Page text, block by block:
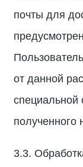
почты для
от данной
специальной
полученного
3.3.